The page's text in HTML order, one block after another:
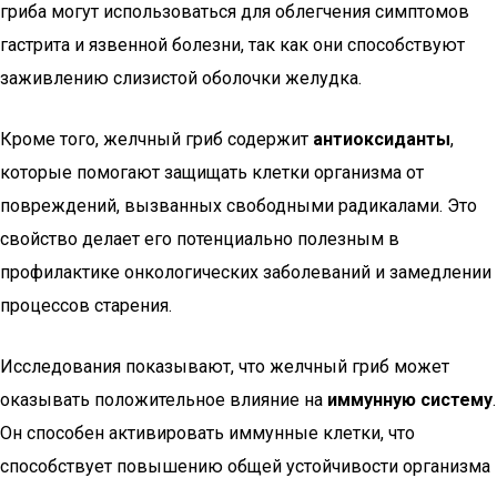
гриба могут использоваться для облегчения симптомов
гастрита и язвенной болезни, так как они способствуют
заживлению слизистой оболочки желудка.
Кроме того, желчный гриб содержит антиоксиданты,
которые помогают защищать клетки организма от
повреждений, вызванных свободными радикалами. Это
свойство делает его потенциально полезным в
профилактике онкологических заболеваний и замедлении
процессов старения.
Исследования показывают, что желчный гриб может
оказывать положительное влияние на иммунную систему.
Он способен активировать иммунные клетки, что
способствует повышению общей устойчивости организма